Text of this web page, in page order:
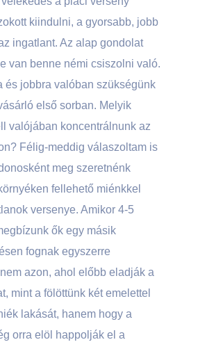
kiindulni, a gyorsabb, jobb
ingatlant. Az alap gondolat
van benne némi csiszolni való.
és jobbra valóban szükségünk
első sorban. Melyik
valójában koncentrálnunk az
Félig-meddig válaszoltam is
meg szeretnénk
fellehető miénkkel
versenye. Amikor 4-5
ők egy másik
fognak egyszerre
azon, ahol előbb eladják a
mint a fölöttünk két emelettel
lakását, hanem hogy a
orra elöl happolják el a